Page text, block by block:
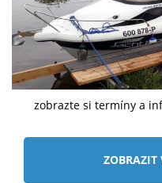
zobrazte si termíny a
ZOBRAZIT